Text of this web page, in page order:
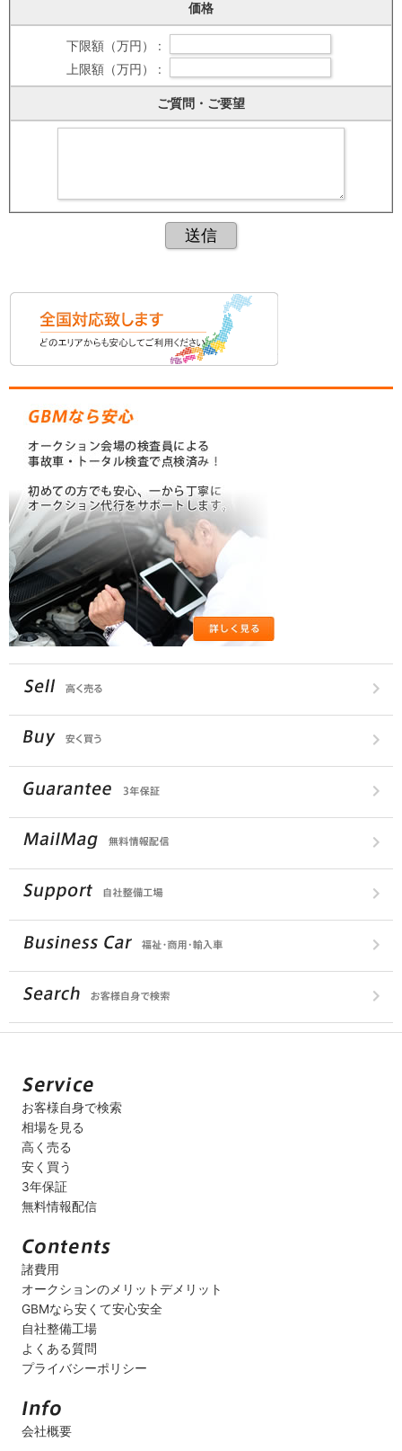
価格
下限額（万円） :
上限額（万円） :
ご質問・ご要望
お客様自身で検索
相場を見る
高く売る
安く買う
3年保証
無料情報配信
諸費用
オークションのメリットデメリット
GBMなら安くて安心安全
自社整備工場
よくある質問
プライバシーポリシー
会社概要